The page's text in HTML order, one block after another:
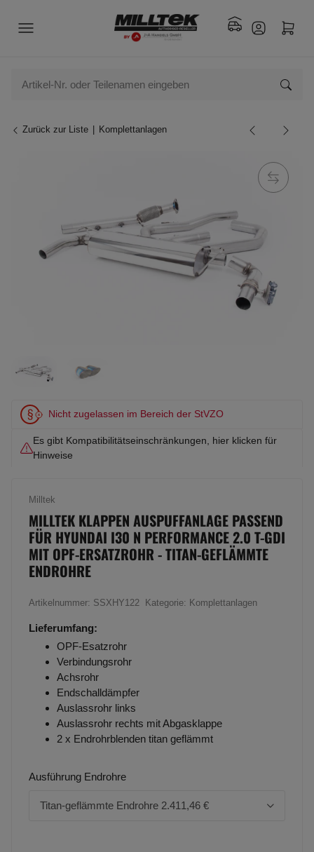
Zurück zur Liste Komplettanlagen
Nicht zugelassen im Bereich der StVZO
Es gibt Kompatibilitätseinschränkungen, hier klicken für
Hinweise
Milltek
MILLTEK KLAPPEN AUSPUFFANLAGE PASSEND
FÜR HYUNDAI I30 N PERFORMANCE 2.0 T-GDI
MIT OPF-ERSATZROHR - TITAN-GEFLÄMMTE
ENDROHRE
Artikelnummer: SSXHY122 Kategorie: Komplettanlagen
Lieferumfang:
OPF-Esatzrohr
Verbindungsrohr
Achsrohr
Endschalldämpfer
Auslassrohr links
Auslassrohr rechts mit Abgasklappe
2 x Endrohrblenden titan geflämmt
Ausführung Endrohre
Titan-geflämmte Endrohre 2.411,46 €